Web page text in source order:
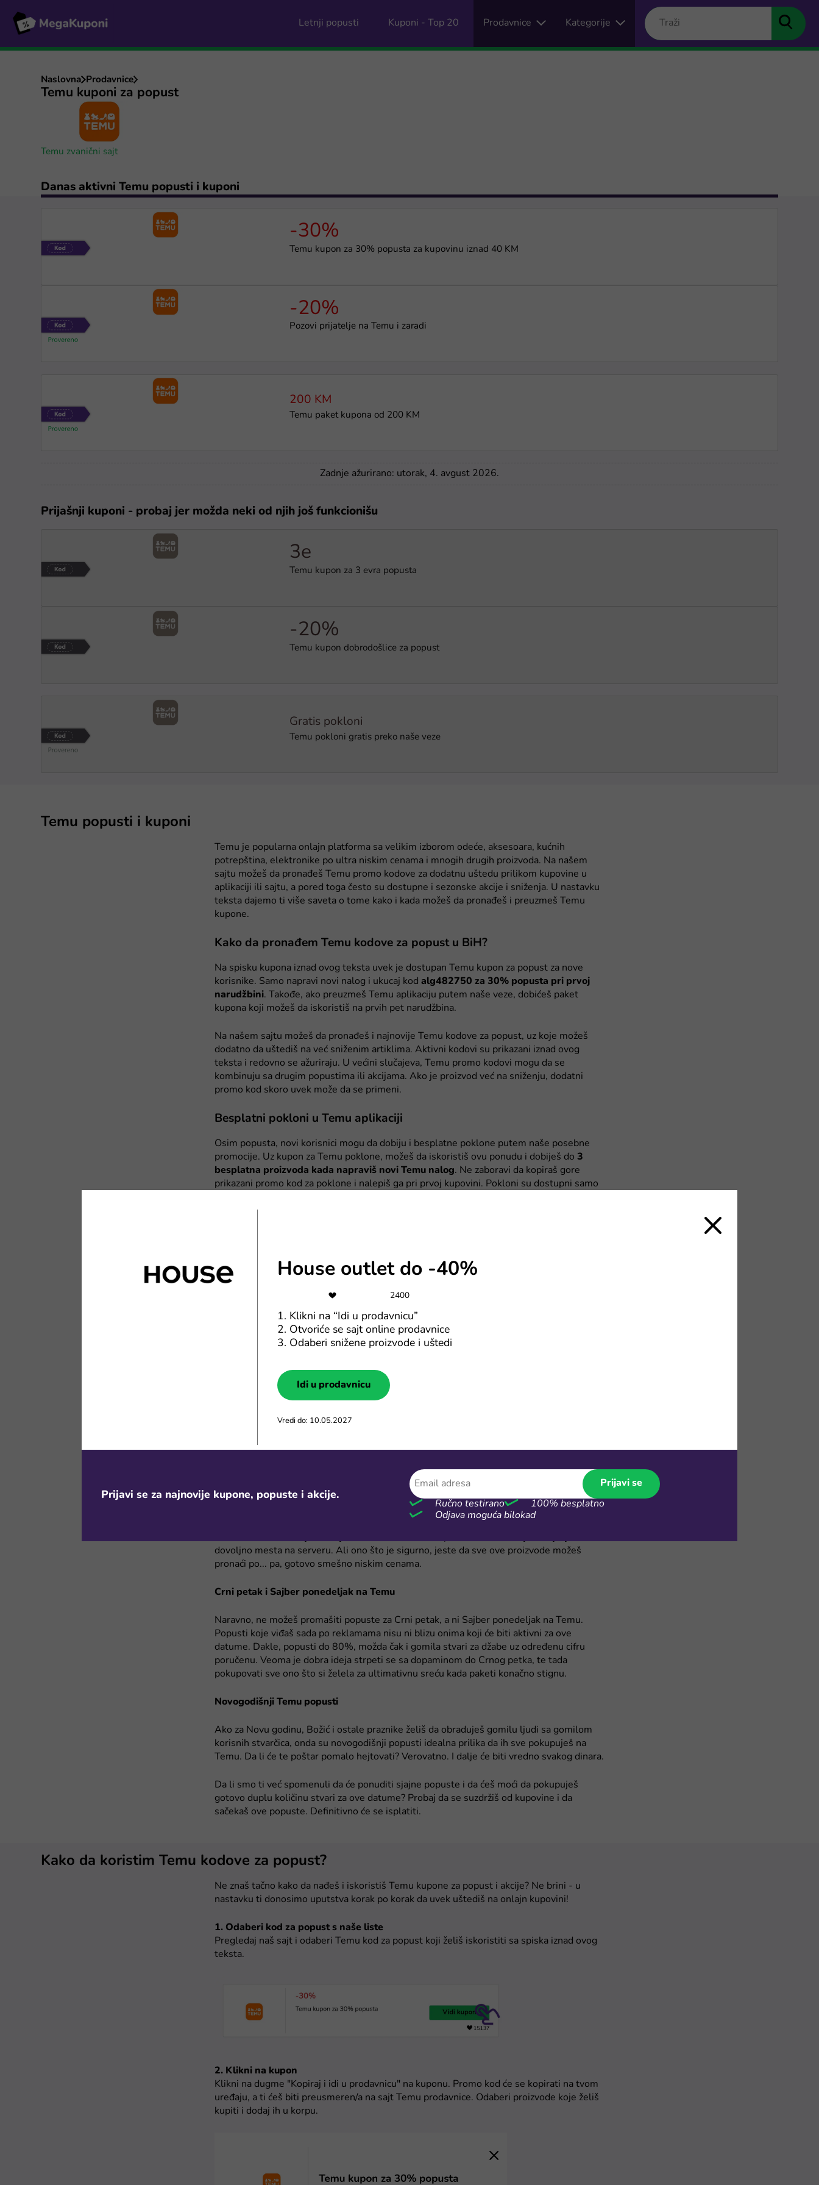
Letnji popusti Kuponi - Top 20 Prodavnice Kategorije
Naslovna Prodavnice
Temu kuponi za popust
Temu zvanični sajt
Danas aktivni Temu popusti i kuponi
-30%
Temu kupon za 30% popusta za kupovinu iznad 40 KM
-20%
Pozovi prijatelje na Temu i zaradi
200 KM
Temu paket kupona od 200 KM
Zadnje ažurirano: utorak, 4. avgust 2026.
Prijašnji kuponi - probaj jer možda neki od njih još funkcionišu
3e
Temu kupon za 3 evra popusta
-20%
Temu kupon dobrodošlice za popust
Gratis pokloni
Temu pokloni gratis preko naše veze
Temu popusti i kuponi
Temu je popularna onlajn platforma sa velikim izborom odeće, aksesoara, kućnih
potrepština, elektronike po ultra niskim cenama i mnogih drugih proizvoda. Na našem
sajtu možeš da pronađeš Temu promo kodove za dodatnu uštedu prilikom kupovine u
aplikaciji ili sajtu, a pored toga često su dostupne i sezonske akcije i sniženja. U nastavku
teksta dajemo ti više saveta o tome kako i kada možeš da pronađeš i preuzmeš Temu
kupone.
Kako da pronađem Temu kodove za popust u BiH?
Na spisku kupona iznad ovog teksta uvek je dostupan Temu kupon za popust za nove
korisnike. Samo napravi novi nalog i ukucaj kod alg482750 za 30% popusta pri prvoj
narudžbini. Takođe, ako preuzmeš Temu aplikaciju putem naše veze, dobićeš paket
kupona koji možeš da iskoristiš na prvih pet narudžbina.
Na našem sajtu možeš da pronađeš i najnovije Temu kodove za popust, uz koje možeš
dodatno da uštediš na već sniženim artiklima. Aktivni kodovi su prikazani iznad ovog
teksta i redovno se ažuriraju. U većini slučajeva, Temu promo kodovi mogu da se
kombinuju sa drugim popustima ili akcijama. Ako je proizvod već na sniženju, dodatni
promo kod skoro uvek može da se primeni.
Besplatni pokloni u Temu aplikaciji
Osim popusta, novi korisnici mogu da dobiju i besplatne poklone putem naše posebne
promocije. Uz kupon za Temu poklone, možeš da iskoristiš ovu ponudu i dobiješ do 3
besplatna proizvoda kada napraviš novi Temu nalog. Ne zaboravi da kopiraš gore
prikazani promo kod za poklone i nalepiš ga pri prvoj kupovini. Pokloni su dostupni samo
kupon iznad i napravi svoj nalog za najbolju kupovinu! Ako još nisi uveren, pročitaj ovde
recenzije Temu korisnika iz BiH
Zaista? Nije ti dovoljno što moraš da se potrudiš da nađeš nešto što košta više od 10KM,
nego želiš i popuste? Šalu na stranu, Temu zaista nudi popuste, često i redovno, i to
koristiš kao vrlo povoljan izvor dopamina, dobro je znati da možeš očekivati gotovo tri
puta više paketa za isti novac ako ispratiš ove popuste. Evo i kad su, da ne zaboraviš.
Druga runda popusta nastavlja se u julu! Temu ti obezbeđuje sve što je potrebno za
letnje dane, od haljina i papuča, kupaćih kostima, dušeka u obliku jednoroga, rashladnih
dovoljno mesta na serveru. Ali ono što je sigurno, jeste da sve ove proizvode možeš
pronaći po... pa, gotovo smešno niskim cenama.
Crni petak i Sajber ponedeljak na Temu
Naravno, ne možeš promašiti popuste za Crni petak, a ni Sajber ponedeljak na Temu.
Popusti koje viđaš sada po reklamama nisu ni blizu onima koji će biti aktivni za ove
datume. Dakle, popusti do 80%, možda čak i gomila stvari za džabe uz određenu cifru
poručenu. Veoma je dobra ideja strpeti se sa dopaminom do Crnog petka, te tada
pokupovati sve ono što si želela za ultimativnu sreću kada paketi konačno stignu.
Novogodišnji Temu popusti
Ako za Novu godinu, Božić i ostale praznike želiš da obraduješ gomilu ljudi sa gomilom
korisnih stvarčica, onda su novogodišnji popusti idealna prilika da ih sve pokupuješ na
Temu. Da li će te poštar pomalo hejtovati? Verovatno. I dalje će biti vredno svakog dinara.
Da li smo ti već spomenuli da će ponuditi sjajne popuste i da ćeš moći da pokupuješ
gotovo duplu količinu stvari za ove datume? Probaj da se suzdržiš od kupovine i da
sačekaš ove popuste. Definitivno će se isplatiti.
Kako da koristim Temu kodove za popust?
Ne znaš tačno kako da nađeš i iskoristiš Temu kupone za popust i akcije? Ne brini - u
nastavku ti donosimo uputstva korak po korak da uvek uštediš na onlajn kupovini!
1. Odaberi kod za popust s naše liste
Pregledaj naš sajt i odaberi Temu kod za popust koji želiš iskoristiti sa spiska iznad ovog
teksta.
2. Klikni na kupon
Klikni na dugme "Kopiraj i idi u prodavnicu" na kuponu. Promo kod će se kopirati na tvom
uređaju, a ti ćeš biti preusmeren/a na sajt Temu prodavnice. Odaberi proizvode koje želiš
kupiti i dodaj ih u korpu.
House outlet do -40%
2400
1. Klikni na “Idi u prodavnicu”
2. Otvoriće se sajt online prodavnice
3. Odaberi snižene proizvode i uštedi
Idi u prodavnicu
Vredi do: 10.05.2027
Prijavi se za najnovije kupone, popuste i akcije.
Prijavi se
Ručno testirano
100% besplatno
Odjava moguća bilokad